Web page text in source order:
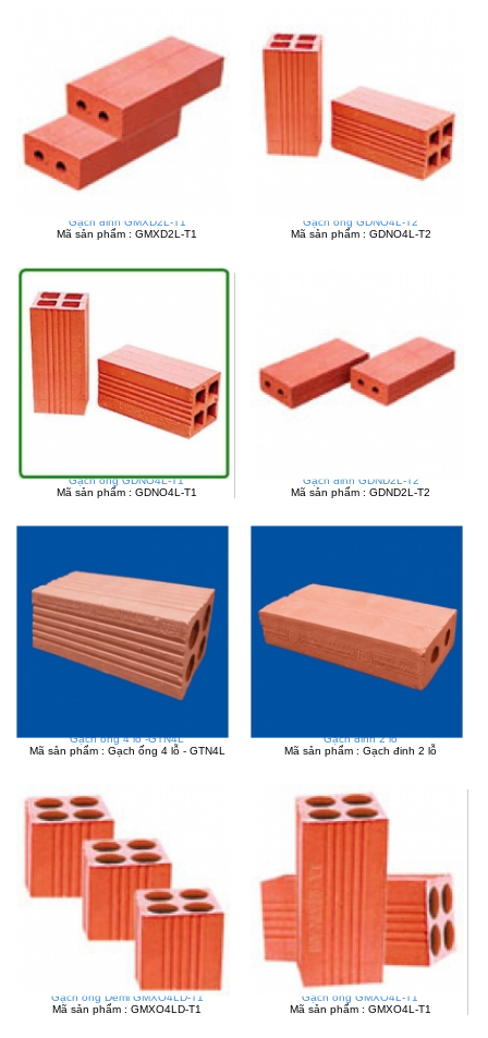
Gạch đinh GMXD2L-T1
Mã sản phẩm : GMXD2L-T1
Gạch ống GDNO4L-T2
Mã sản phẩm : GDNO4L-T2
Gạch ống GDNO4L-T1
Mã sản phẩm : GDNO4L-T1
Gạch đinh GDND2L-T2
Mã sản phẩm : GDND2L-T2
Gạch ống 4 lỗ -GTN4L
Mã sản phẩm : Gạch ống 4 lỗ - GTN4L
Gạch đinh 2 lỗ
Mã sản phẩm : Gạch đinh 2 lỗ
Gạch ống Demi GMXO4LD-T1
Mã sản phẩm : GMXO4LD-T1
Gạch ống GMXO4L-T1
Mã sản phẩm : GMXO4L-T1